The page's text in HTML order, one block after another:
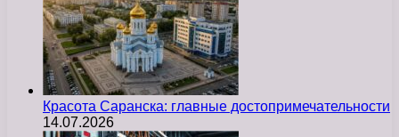
Красота Саранска: главные достопримечательности
14.07.2026